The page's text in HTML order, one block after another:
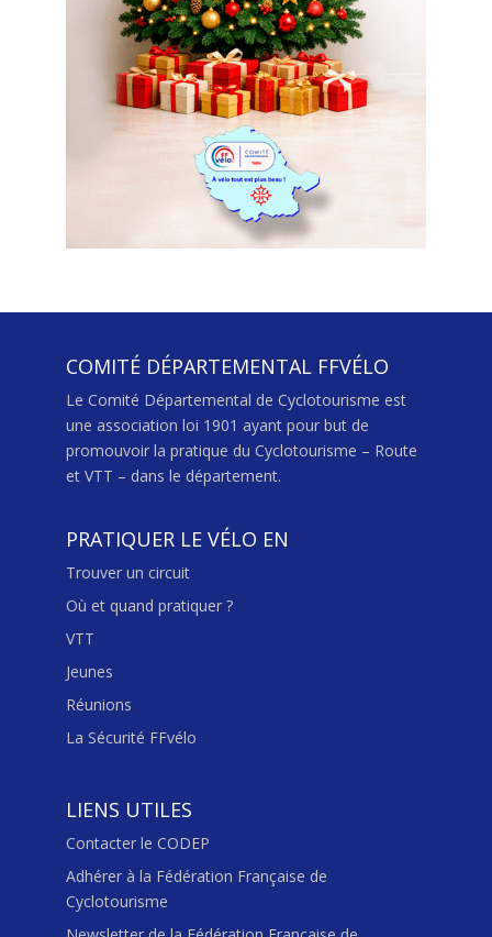
COMITÉ DÉPARTEMENTAL FFVÉLO
Le Comité Départemental de Cyclotourisme est
une association loi 1901 ayant pour but de
promouvoir la pratique du Cyclotourisme – Route
et VTT – dans le département.
PRATIQUER LE VÉLO EN
Trouver un circuit
Où et quand pratiquer ?
VTT
Jeunes
Réunions
La Sécurité FFvélo
LIENS UTILES
Contacter le CODEP
Adhérer à la Fédération Française de
Cyclotourisme